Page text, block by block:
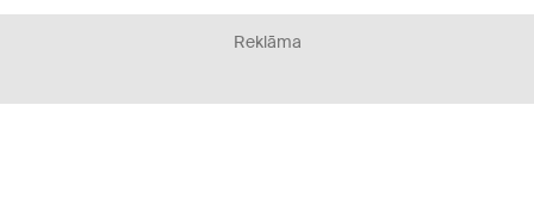
Reklāma